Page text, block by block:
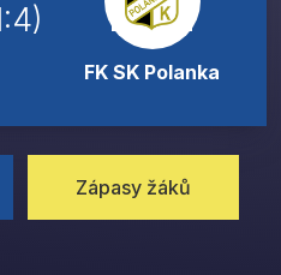
FK SK Polanka
Zápasy žáků